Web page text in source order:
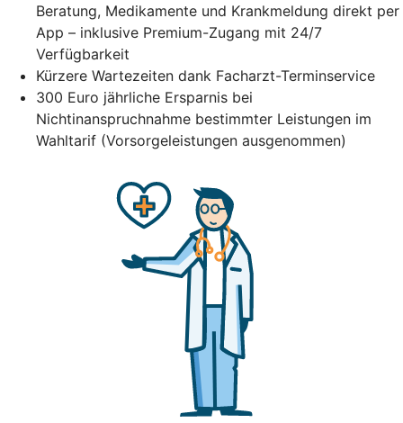
Beratung, Medikamente und Krankmeldung direkt per
App – inklusive Premium-Zugang mit 24/7
Verfügbarkeit
Kürzere Wartezeiten dank Facharzt-Terminservice
300 Euro jährliche Ersparnis bei
Nichtinanspruchnahme bestimmter Leistungen im
Wahltarif (Vorsorgeleistungen ausgenommen)